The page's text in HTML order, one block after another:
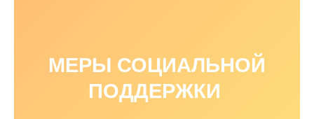
МЕРЫ СОЦИАЛЬНОЙ
ПОДДЕРЖКИ